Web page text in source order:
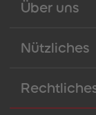
Über uns
Nützliches